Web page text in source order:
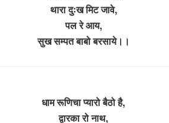
थारा दुःख मिट जावे,
पल रे आय,
सुख सम्पत बाबो बरसाये।।
धाम रूणिचा प्यारो बैठो है,
द्वारका रो नाथ,